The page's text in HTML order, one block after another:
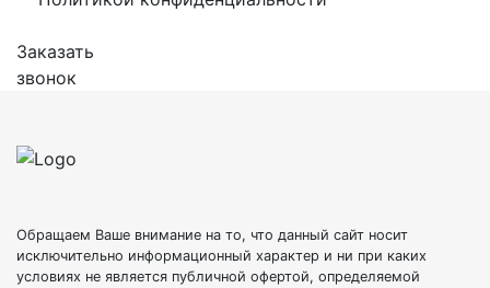
Заказать
звонок
Обращаем Ваше внимание на то, что данный сайт носит
исключительно информационный характер и ни при каких
условиях не является публичной офертой, определяемой